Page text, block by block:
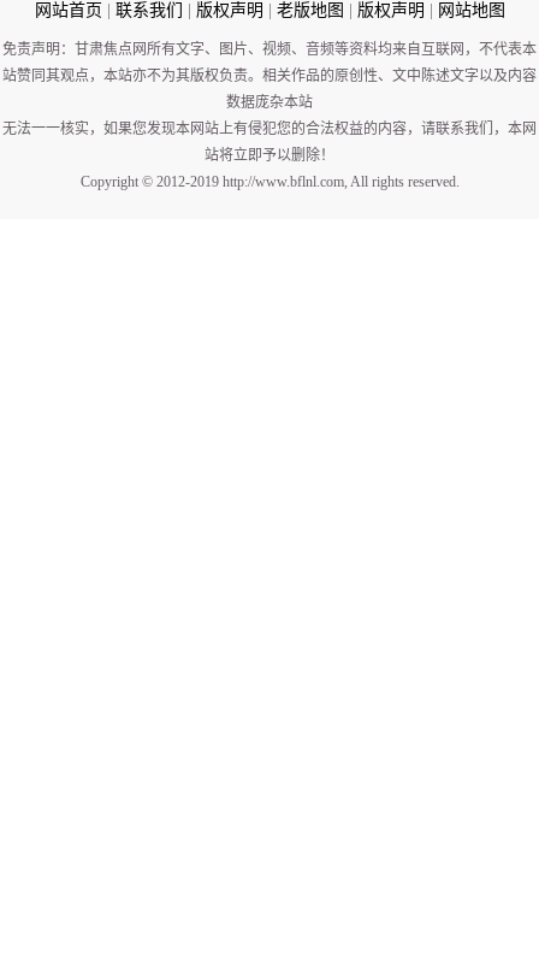
网站首页 联系我们 版权声明 老版地图 版权声明 网站地图
免责声明：甘肃焦点网所有文字、图片、视频、音频等资料均来自互联网，不代表本
站赞同其观点，本站亦不为其版权负责。相关作品的原创性、文中陈述文字以及内容
数据庞杂本站
无法一一核实，如果您发现本网站上有侵犯您的合法权益的内容，请联系我们，本网
站将立即予以删除！
Copyright © 2012-2019 http://www.bflnl.com, All rights reserved.